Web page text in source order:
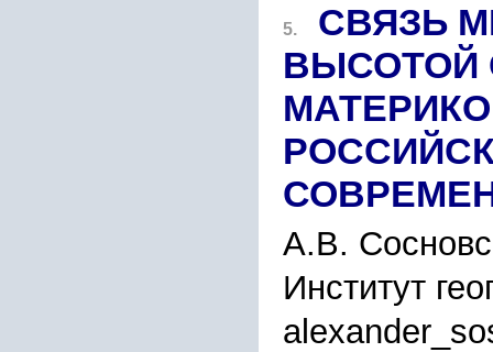
5.
СВЯЗЬ
ВЫСОТОЙ
А.В.
Институт